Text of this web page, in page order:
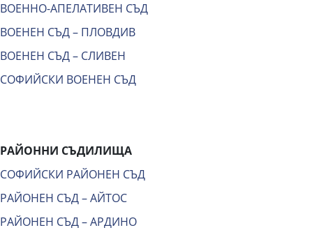
ВОЕННО-АПЕЛАТИВЕН СЪД
ВОЕНЕН СЪД – ПЛОВДИВ
ВОЕНЕН СЪД – СЛИВЕН
СОФИЙСКИ ВОЕНЕН СЪД
РАЙОННИ СЪДИЛИЩА
СОФИЙСКИ РАЙОНЕН СЪД
РАЙОНЕН СЪД – АЙТОС
РАЙОНЕН СЪД – АРДИНО